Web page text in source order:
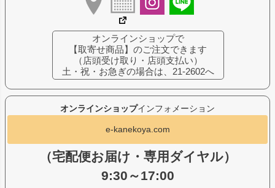
オンラインショップインフォメーション
e-kanekoya.com
（宅配便お届け・専用ダイヤル）
9:30～17:00
オンラインショップで
【取寄せ商品】のご注文できます
（店頭受け取り・店頭支払い）
土・祝・お急ぎの場合は、21-2602へ